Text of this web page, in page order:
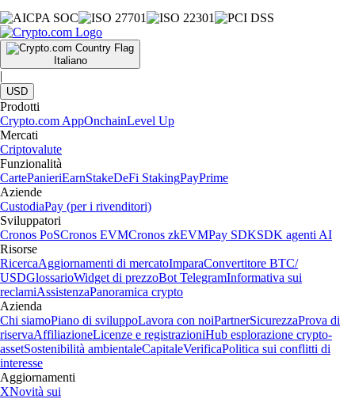
Italiano
|
USD
Prodotti
Crypto.com AppOnchainLevel Up
Mercati
Criptovalute
Funzionalità
CartePanieriEarnStakeDeFi StakingPayPrime
Aziende
CustodiaPay (per i rivenditori)
Sviluppatori
Cronos PoSCronos EVMCronos zkEVMPay SDKSDK agenti AI
Risorse
RicercaAggiornamenti di mercatoImparaConvertitore BTC/
USDGlossarioWidget di prezzoBot TelegramInformativa sui
reclamiAssistenzaPanoramica crypto
Azienda
Chi siamoPiano di sviluppoLavora con noiPartnerSicurezzaProva di
riservaAffiliazioneLicenze e registrazioniHub esplorazione crypto-
assetSostenibilità ambientaleCapitaleVerificaPolitica sui conflitti di
interesse
Aggiornamenti
XNovità sui